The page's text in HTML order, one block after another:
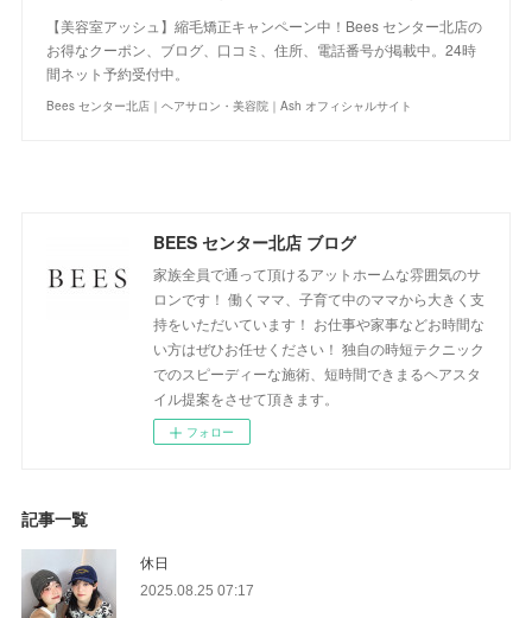
【美容室アッシュ】縮毛矯正キャンペーン中！Bees センター北店の
お得なクーポン、ブログ、口コミ、住所、電話番号が掲載中。24時
間ネット予約受付中。
Bees センター北店｜ヘアサロン・美容院｜Ash オフィシャルサイト
BEES センター北店 ブログ
家族全員で通って頂けるアットホームな雰囲気のサ
ロンです！ 働くママ、子育て中のママから大きく支
持をいただいています！ お仕事や家事などお時間な
い方はぜひお任せください！ 独自の時短テクニック
でのスピーディーな施術、短時間できまるヘアスタ
イル提案をさせて頂きます。
フォロー
記事一覧
休日
2025.08.25 07:17